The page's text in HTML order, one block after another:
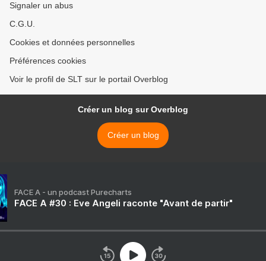
Signaler un abus
C.G.U.
Cookies et données personnelles
Préférences cookies
Voir le profil de SLT sur le portail Overblog
Créer un blog sur Overblog
Créer un blog
FACE A - un podcast Purecharts
FACE A #30 : Eve Angeli raconte "Avant de partir"